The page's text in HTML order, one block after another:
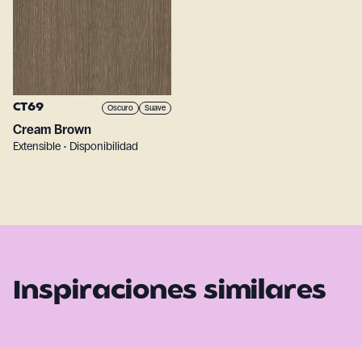
CT69 Oscuro Suave
Cream Brown
Extensible • Disponibilidad
Inspiraciones similares